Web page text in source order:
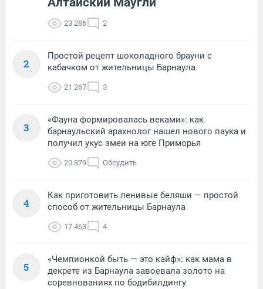
23 286 2
2
Простой рецепт шоколадного брауни с
кабачком от жительницы Барнаула
21 267 3
3
«Фауна формировалась веками»: как
барнаульский арахнолог нашел нового паука и
получил укус змеи на юге Приморья
20 879 Обсудить
4
Как приготовить ленивые беляши — простой
способ от жительницы Барнаула
17 463 4
5
«Чемпионкой быть — это кайф»: как мама в
декрете из Барнаула завоевала золото на
соревнованиях по бодибилдингу